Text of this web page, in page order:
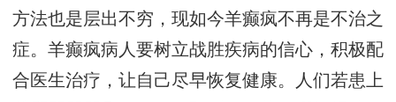
方法也是层出不穷，现如今羊癫疯不再是不治之
症。羊癫疯病人要树立战胜疾病的信心，积极配
合医生治疗，让自己尽早恢复健康。人们若患上